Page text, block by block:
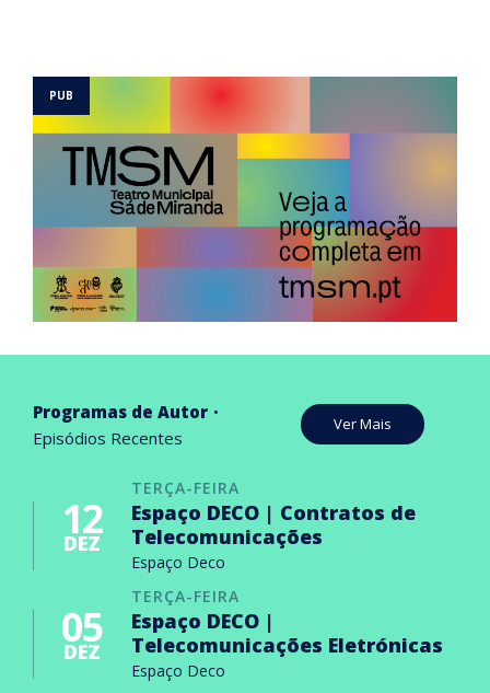
Programas de Autor
Episódios Recentes
Ver Mais
TERÇA-FEIRA
12
DEZ
Espaço DECO | Contratos de
Telecomunicações
Espaço Deco
TERÇA-FEIRA
05
DEZ
Espaço DECO |
Telecomunicações Eletrónicas
Espaço Deco